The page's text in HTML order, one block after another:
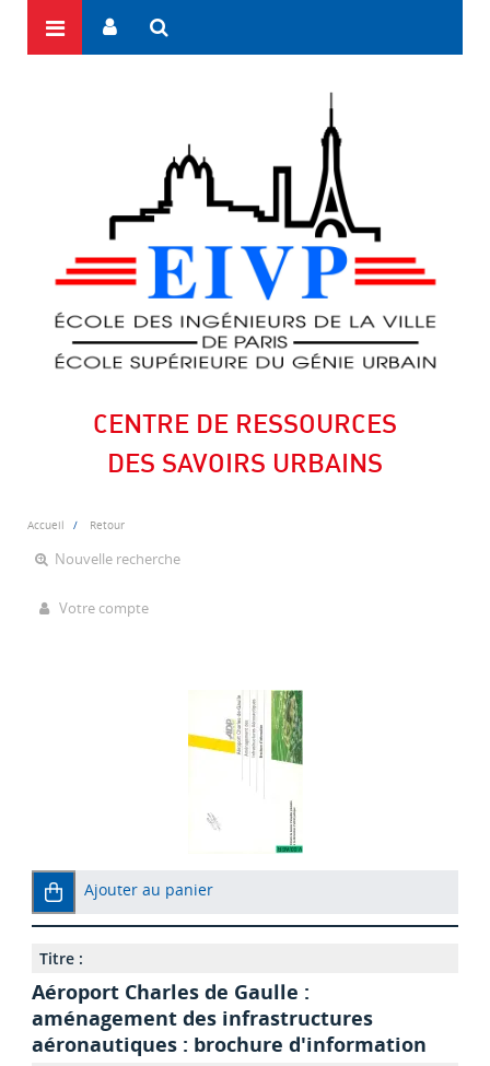
CENTRE DE RESSOURCES
DES SAVOIRS URBAINS
Accueil Retour
Nouvelle recherche
Votre compte
Ajouter au panier
Titre :
Aéroport Charles de Gaulle :
aménagement des infrastructures
aéronautiques : brochure d'information